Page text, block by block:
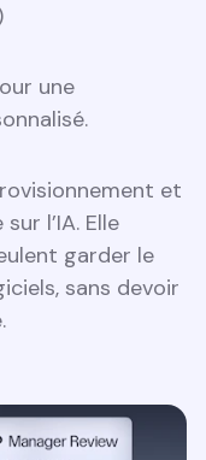
une
et
l’IA. Elle
garder le
sans devoir